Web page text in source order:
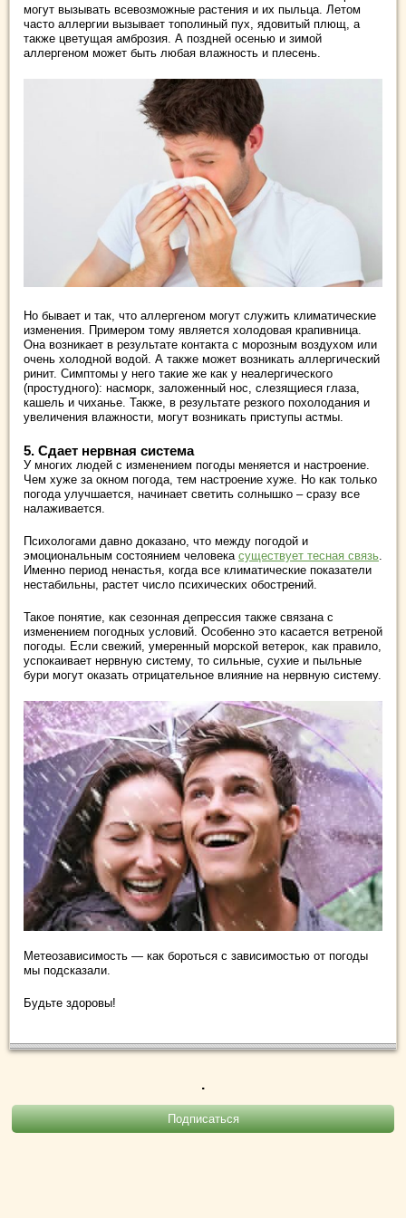
могут вызывать всевозможные растения и их пыльца. Летом
часто аллергии вызывает тополиный пух, ядовитый плющ, а
также цветущая амброзия. А поздней осенью и зимой
аллергеном может быть любая влажность и плесень.
Но бывает и так, что аллергеном могут служить климатические
изменения. Примером тому является холодовая крапивница.
Она возникает в результате контакта с морозным воздухом или
очень холодной водой. А также может возникать аллергический
ринит. Симптомы у него такие же как у неалергического
(простудного): насморк, заложенный нос, слезящиеся глаза,
кашель и чиханье. Также, в результате резкого похолодания и
увеличения влажности, могут возникать приступы астмы.
5. Сдает нервная система
У многих людей с изменением погоды меняется и настроение.
Чем хуже за окном погода, тем настроение хуже. Но как только
погода улучшается, начинает светить солнышко – сразу все
налаживается.
Психологами давно доказано, что между погодой и
эмоциональным состоянием человека существует тесная связь.
Именно период ненастья, когда все климатические показатели
нестабильны, растет число психических обострений.
Такое понятие, как сезонная депрессия также связана с
изменением погодных условий. Особенно это касается ветреной
погоды. Если свежий, умеренный морской ветерок, как правило,
успокаивает нервную систему, то сильные, сухие и пыльные
бури могут оказать отрицательное влияние на нервную систему.
Метеозависимость — как бороться с зависимостью от погоды
мы подсказали.
Будьте здоровы!
.